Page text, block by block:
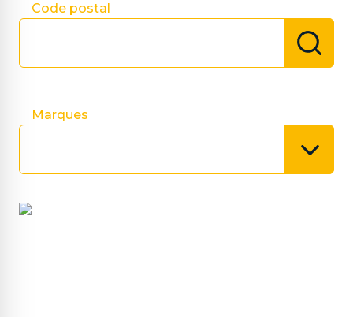
Code postal
Marques